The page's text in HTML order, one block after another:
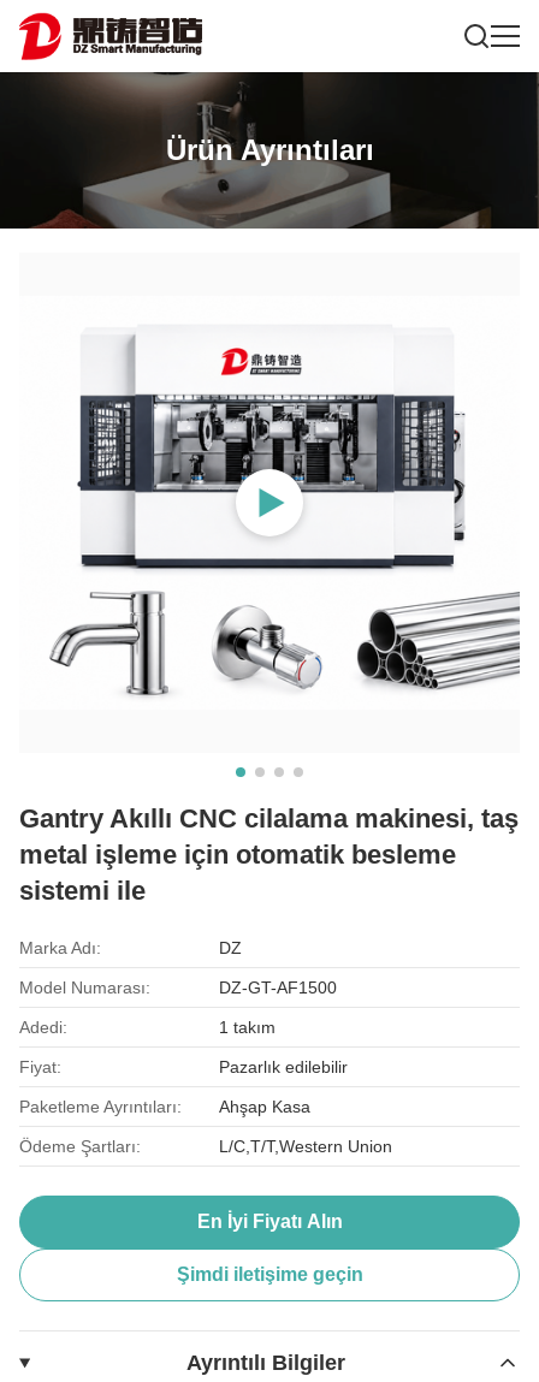
Ürün Ayrıntıları
Gantry Akıllı CNC cilalama makinesi, taş
metal işleme için otomatik besleme
sistemi ile
Marka Adı: DZ
Model Numarası: DZ-GT-AF1500
Adedi: 1 takım
Fiyat: Pazarlık edilebilir
Paketleme Ayrıntıları: Ahşap Kasa
Ödeme Şartları: L/C,T/T,Western Union
En İyi Fiyatı Alın
Şimdi iletişime geçin
Ayrıntılı Bilgiler